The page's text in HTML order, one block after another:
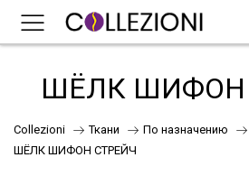
ШЁЛК ШИФОН
Collezioni Ткани По назначению
ШЁЛК ШИФОН СТРЕЙЧ